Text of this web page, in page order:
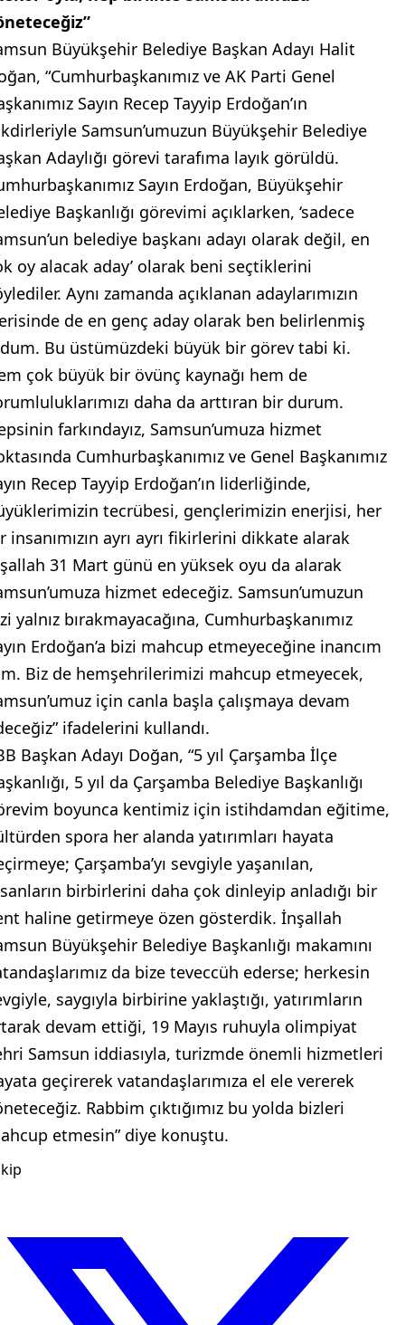
Büyükşehir Belediye Başkan Adayı Halit
“Cumhurbaşkanımız ve AK Parti Genel
Sayın Recep Tayyip Erdoğan’ın
Samsun’umuzun Büyükşehir Belediye
Adaylığı görevi tarafıma layık görüldü.
Sayın Erdoğan, Büyükşehir
Başkanlığı görevimi açıklarken, ‘sadece
belediye başkanı adayı olarak değil, en
oy alacak aday’ olarak beni seçtiklerini
Aynı zamanda açıklanan adaylarımızın
de en genç aday olarak ben belirlenmiş
Bu üstümüzdeki büyük bir görev tabi ki.
çok büyük bir övünç kaynağı hem de
daha da arttıran bir durum.
farkındayız, Samsun’umuza hizmet
Cumhurbaşkanımız ve Genel Başkanımız
Recep Tayyip Erdoğan’ın liderliğinde,
tecrübesi, gençlerimizin enerjisi, her
insanımızın ayrı ayrı fikirlerini dikkate alarak
31 Mart günü en yüksek oyu da alarak
hizmet edeceğiz. Samsun’umuzun
yalnız bırakmayacağına, Cumhurbaşkanımız
Erdoğan’a bizi mahcup etmeyeceğine inancım
Biz de hemşehrilerimizi mahcup etmeyecek,
için canla başla çalışmaya devam
ifadelerini kullandı.
Başkan Adayı Doğan, “5 yıl Çarşamba İlçe
5 yıl da Çarşamba Belediye Başkanlığı
boyunca kentimiz için istihdamdan eğitime,
spora her alanda yatırımları hayata
Çarşamba’yı sevgiyle yaşanılan,
birbirlerini daha çok dinleyip anladığı bir
haline getirmeye özen gösterdik. İnşallah
Büyükşehir Belediye Başkanlığı makamını
da bize teveccüh ederse; herkesin
saygıyla birbirine yaklaştığı, yatırımların
devam ettiği, 19 Mayıs ruhuyla olimpiyat
Samsun iddiasıyla, turizmde önemli hizmetleri
geçirerek vatandaşlarımıza el ele vererek
Rabbim çıktığımız bu yolda bizleri
etmesin” diye konuştu.